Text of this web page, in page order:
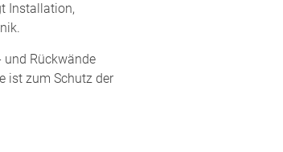
Installation,
und Rückwände
ist zum Schutz der